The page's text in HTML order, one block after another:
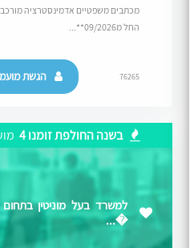
מכתבים משפטיים אדמינסטרציה
החל מ09/2026**...
76265 הגשת
בשנה החולפת זומנו 4
למשרד בעל מוניטין בתחום
�...